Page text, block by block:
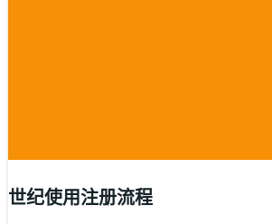
世纪使用注册流程